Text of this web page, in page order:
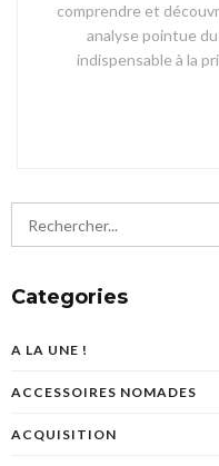
comprendre et
analyse pointue
indispensable à la
Categories
A LA UNE !
ACCESSOIRES NOMADES
ACQUISITION